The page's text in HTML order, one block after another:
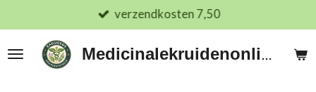
direct
naar
Medicinalekruidenonline.nl
verzendkosten 7,50